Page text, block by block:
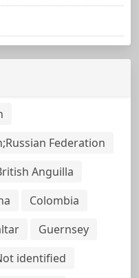
Federation
Anguilla
Colombia
Guernsey
identified